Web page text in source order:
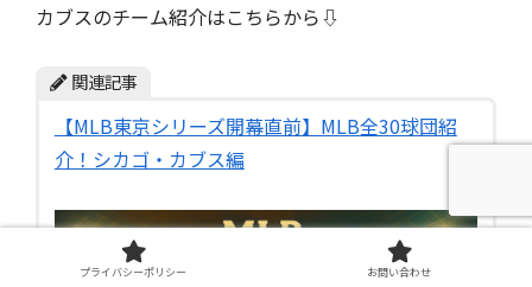
カブスのチーム紹介はこちらから⇩
関連記事
【MLB東京シリーズ開幕直前】MLB全30球団紹
介！シカゴ・カブス編
プライバシーポリシー お問い合わせ